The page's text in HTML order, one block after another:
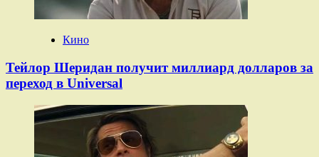
Кино
Тейлор Шеридан получит миллиард долларов за
переход в Universal